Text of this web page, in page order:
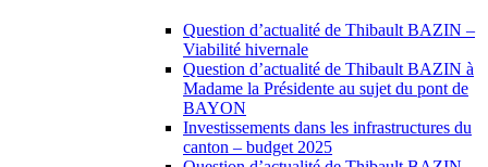
Question d’actualité de Thibault BAZIN –
Viabilité hivernale
Question d’actualité de Thibault BAZIN à
Madame la Présidente au sujet du pont de
BAYON
Investissements dans les infrastructures du
canton – budget 2025